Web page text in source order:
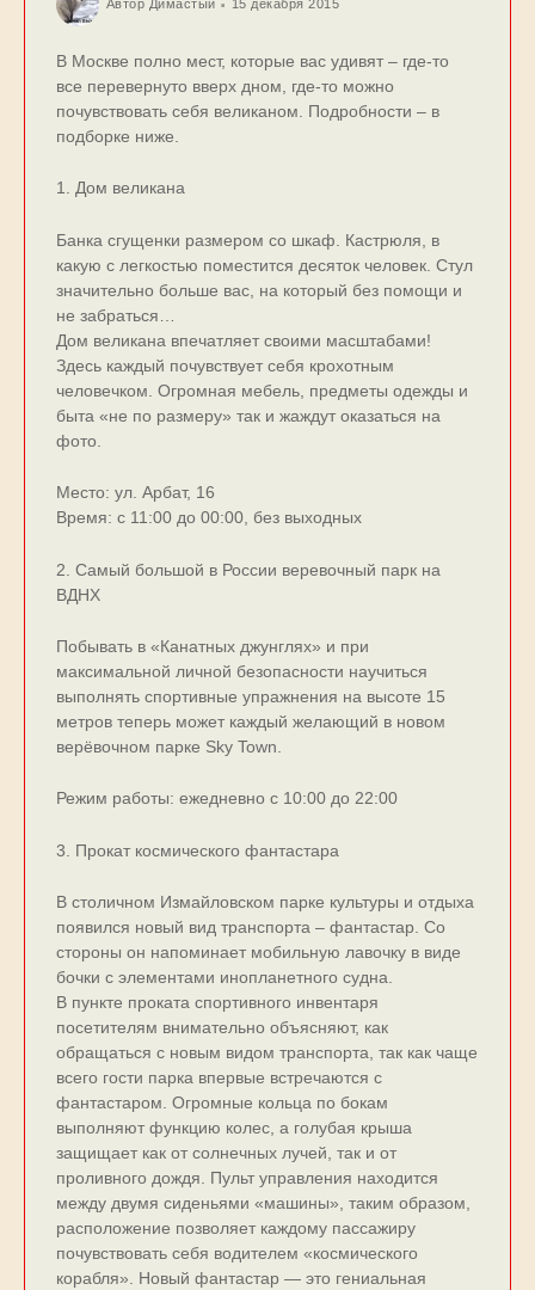
Автор Димастый 15 декабря 2015
В Москве полно мест, которые вас удивят – где-то
все перевернуто вверх дном, где-то можно
почувствовать себя великаном. Подробности – в
подборке ниже.
1. Дом великана
Банка сгущенки размером со шкаф. Кастрюля, в
какую с легкостью поместится десяток человек. Стул
значительно больше вас, на который без помощи и
не забраться…
Дом великана впечатляет своими масштабами!
Здесь каждый почувствует себя крохотным
человечком. Огромная мебель, предметы одежды и
быта «не по размеру» так и жаждут оказаться на
фото.
Место: ул. Арбат, 16
Время: с 11:00 до 00:00, без выходных
2. Самый большой в России веревочный парк на
ВДНХ
Побывать в «Канатных джунглях» и при
максимальной личной безопасности научиться
выполнять спортивные упражнения на высоте 15
метров теперь может каждый желающий в новом
верёвочном парке Sky Town.
Режим работы: ежедневно с 10:00 до 22:00
3. Прокат космического фантастара
В столичном Измайловском парке культуры и отдыха
появился новый вид транспорта – фантастар. Со
стороны он напоминает мобильную лавочку в виде
бочки с элементами инопланетного судна.
В пункте проката спортивного инвентаря
посетителям внимательно объясняют, как
обращаться с новым видом транспорта, так как чаще
всего гости парка впервые встречаются с
фантастаром. Огромные кольца по бокам
выполняют функцию колес, а голубая крыша
защищает как от солнечных лучей, так и от
проливного дождя. Пульт управления находится
между двумя сиденьями «машины», таким образом,
расположение позволяет каждому пассажиру
почувствовать себя водителем «космического
корабля». Новый фантастар — это гениальная